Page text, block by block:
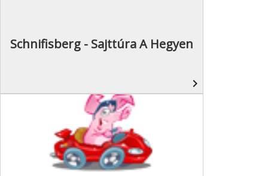
Schnifisberg - Sajttúra A Hegyen
navigate_next